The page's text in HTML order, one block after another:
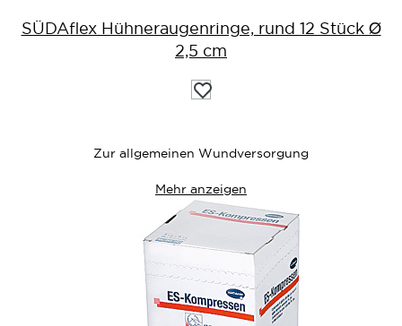
SÜDAflex Hühneraugenringe, rund 12 Stück Ø
2,5 cm
Auf
die
Zur allgemeinen Wundversorgung
Mehr anzeigen